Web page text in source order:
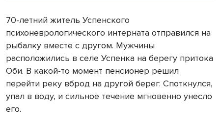
70-летний житель Успенского
психоневрологического интерната отправился на
рыбалку вместе с другом. Мужчины
расположились в селе Успенка на берегу притока
Оби. В какой-то момент пенсионер решил
перейти реку вброд на другой берег. Споткнулся,
упал в воду, и сильное течение мгновенно унесло
его.